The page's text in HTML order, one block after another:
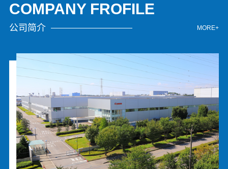
COMPANY FROFILE
公司简介 MORE+